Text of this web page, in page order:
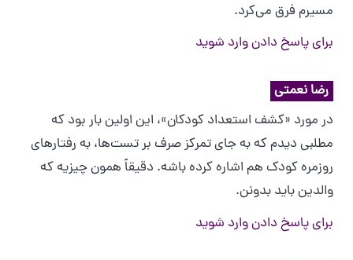
مسیرم فرق می‌کرد.
برای پاسخ دادن وارد شوید
رضا نعمتی
در مورد «کشف استعداد کودکان»، این اولین بار بود که
مطلبی دیدم که به جای تمرکز صرف بر تست‌ها، به رفتارهای
روزمره کودک هم اشاره کرده باشه. دقیقاً همون چیزیه که
والدین باید بدونن.
برای پاسخ دادن وارد شوید